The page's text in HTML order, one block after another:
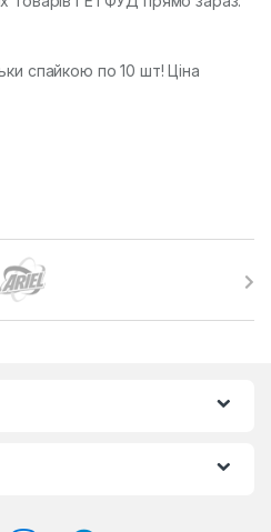
спайкою по 10 шт! Ціна